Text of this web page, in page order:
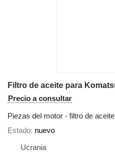
Precio a consultar
Piezas del motor - filtro de aceite
Estado nuevo
Ucrania